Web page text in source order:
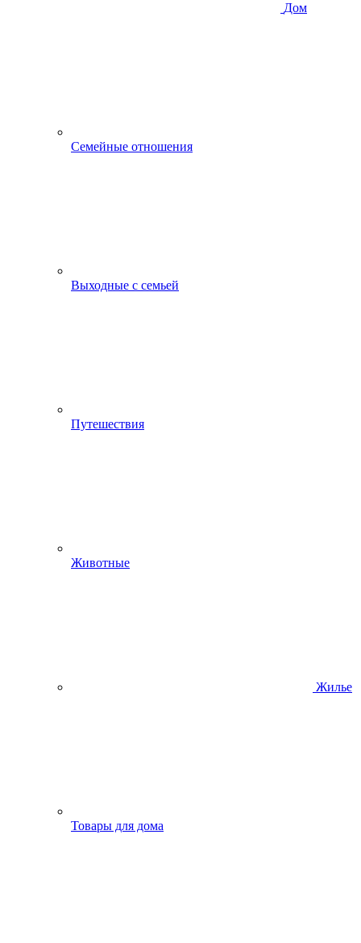
Дом
Семейные отношения
Выходные с семьей
Путешествия
Животные
Жилье
Товары для дома